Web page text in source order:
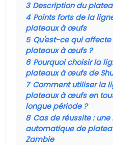
3 Description du
4 Points forts de la
plateaux à œufs
5 Qu'est-ce qui
plateaux à œufs ?
6 Pourquoi choisir la
plateaux à œufs de
7 Comment utiliser la
plateaux à œufs en
longue période ?
8 Cas de réussite :
automatique de
Zambie